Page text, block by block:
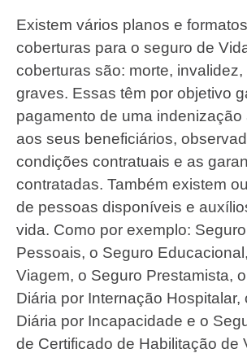
Existem vários planos e
coberturas para o seguro de
coberturas são: morte,
graves. Essas têm por objetivo
pagamento de uma indenização
aos seus beneficiários,
condições contratuais e as
contratadas. Também existem
de pessoas disponíveis e
vida. Como por exemplo:
Pessoais, o Seguro
Viagem, o Seguro Prestamista,
Diária por Internação Hospitalar,
Diária por Incapacidade e o
de Certificado de Habilitação de